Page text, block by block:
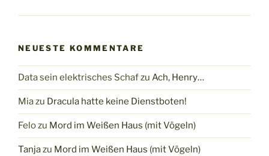
NEUESTE KOMMENTARE
Data sein elektrisches Schafzu Ach, Henry…
Miazu Dracula hatte keine Dienstboten!
Felozu Mord im Weißen Haus (mit Vögeln)
Tanjazu Mord im Weißen Haus (mit Vögeln)